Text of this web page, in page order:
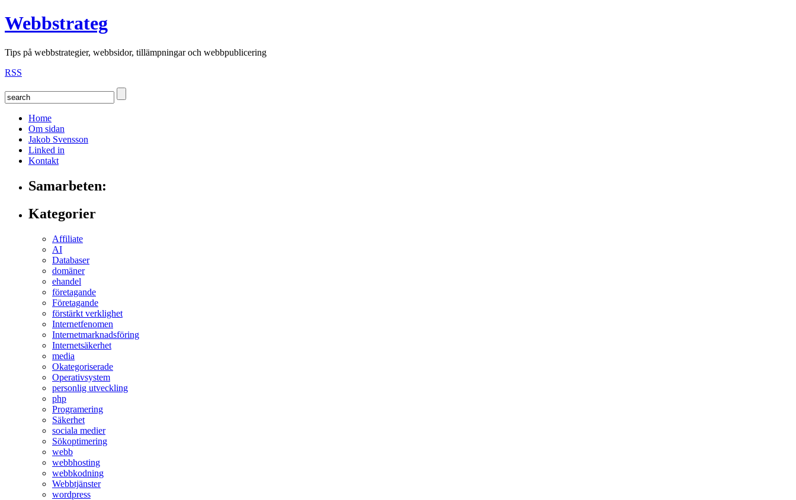
Webbstrateg
Tips på webbstrategier, webbsidor, tillämpningar och webbpublicering
RSS
Home
Om sidan
Jakob Svensson
Linked in
Kontakt
Samarbeten:
Kategorier
Affiliate
AI
Databaser
domäner
ehandel
företagande
Företagande
förstärkt verklighet
Internetfenomen
Internetmarknadsföring
Internetsäkerhet
media
Okategoriserade
Operativsystem
personlig utveckling
php
Programering
Säkerhet
sociala medier
Sökoptimering
webb
webbhosting
webbkodning
Webbtjänster
wordpress